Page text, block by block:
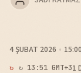
4 ŞUBAT 2026
↻ 13:51 GMT+31